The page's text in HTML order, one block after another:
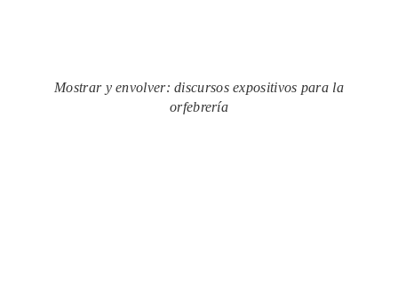
Mostrar y envolver: discursos expositivos para la
orfebrería